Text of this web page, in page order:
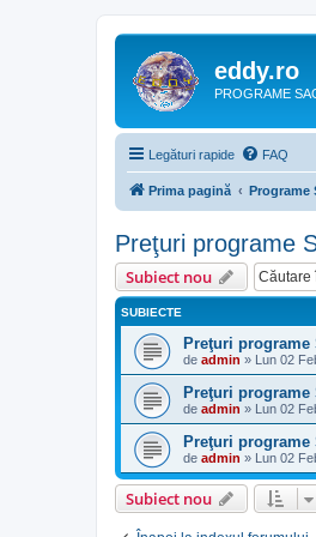
eddy.ro
PROGRAME
Legături rapide FAQ
Prima pagină Programe
Preţuri programe
Subiect nou
SUBIECTE
Preţuri programe
de admin » Lun 02
Preţuri programe
de admin » Lun 02
Preţuri programe
de admin » Lun 02
Subiect nou